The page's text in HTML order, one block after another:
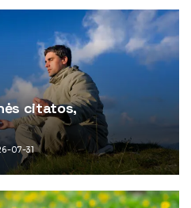
citatos,
07-31